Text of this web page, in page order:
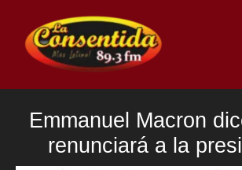
contenido
Emmanuel Macron
renunciará a la